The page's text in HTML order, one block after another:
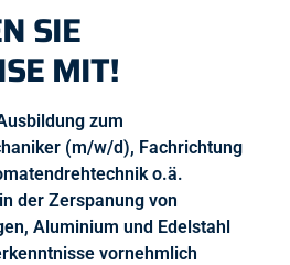
SIE
MIT!
zum
(m/w/d), Fachrichtung
o.ä.
der Zerspanung von
Aluminium und Edelstahl
vornehmlich